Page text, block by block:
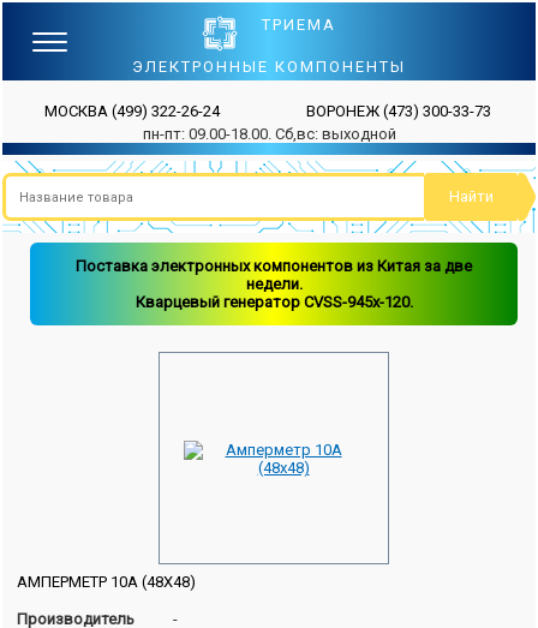
ТРИЕМА
ЭЛЕКТРОННЫЕ КОМПОНЕНТЫ
МОСКВА (499) 322-26-24 ВОРОНЕЖ (473) 300-33-73
пн-пт: 09.00-18.00. Сб,вс: выходной
Поставка электронных компонентов из Китая за две
недели.
Кварцевый генератор CVSS-945x-120.
АМПЕРМЕТР 10А (48Х48)
Производитель
-